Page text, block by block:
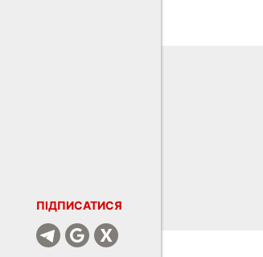
ПІДПИСАТИСЯ